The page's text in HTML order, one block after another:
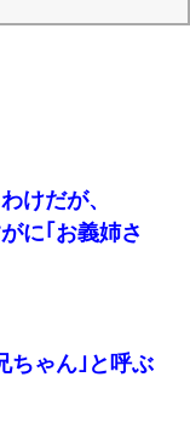
けだが、
に｢お義姉さ
ちゃん｣と呼ぶ